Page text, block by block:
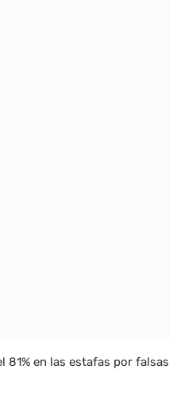
81% en las estafas por falsas